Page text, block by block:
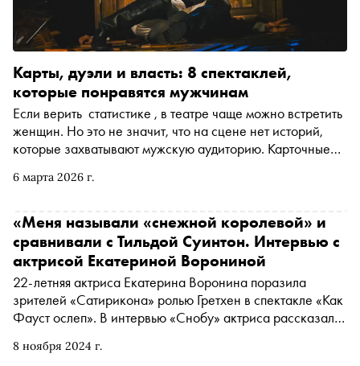
6 марта 2026 г.
Карты, дуэли и власть: 8 спектаклей,
которые понравятся мужчинам
Если верить статистике , в театре чаще можно встретить
женщин. Но это не значит, что на сцене нет историй,
которые захватывают мужскую аудиторию. Карточные
и разговоры о смысле жизни — «Сноб» выбрал
аудиторию
8 ноября 2024 г.
«Меня называли «снежной королевой» и
сравнивали с Тильдой Суинтон. Интервью с
актрисой Екатериной Ворониной
22-летняя актриса Екатерина Воронина поразила
зрителей «Сатирикона» ролью Гретхен в спектакле «Как
Фауст ослеп». В интервью «Снобу» актриса рассказала
Коручековым, нестандартных репетициях и глазах